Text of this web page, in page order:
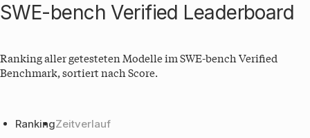
SWE-bench Verified Leaderboard
Ranking aller getesteten Modelle imSWE-bench Verified
Benchmark, sortiert nach Score.
RankingZeitverlauf